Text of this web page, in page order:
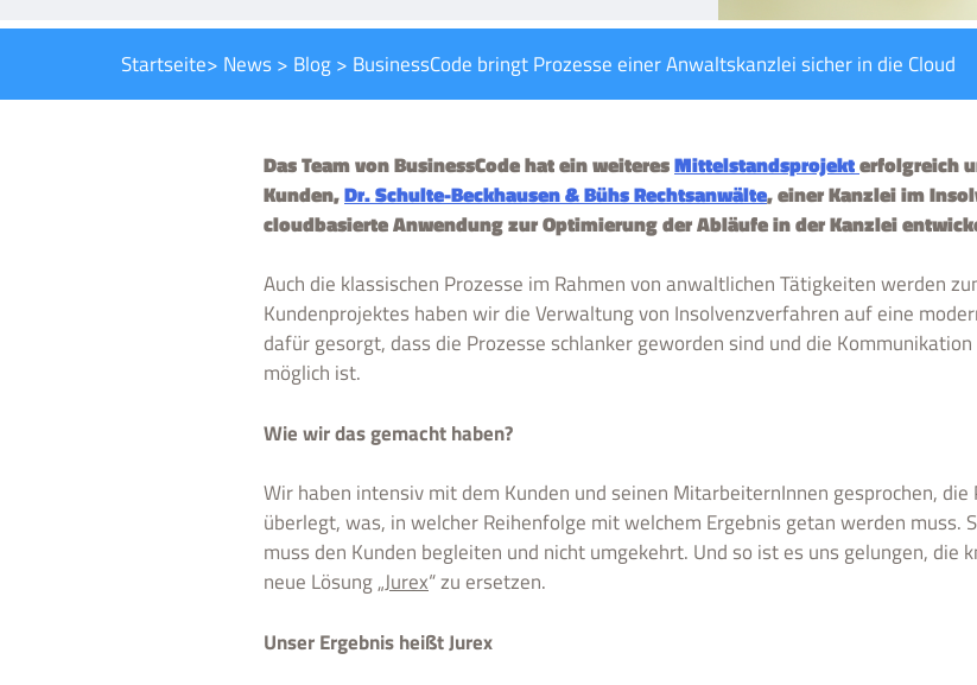
Startseite> News> Blog> BusinessCode bringt Prozesse einer Anwaltskanzlei sicher in die Cloud
Das Team von BusinessCode hat ein weiteresMittelstandsprojekterfolgreich
Kunden,Dr. Schulte-Beckhausen & Bühs Rechtsanwälte, einer Kanzlei im
cloudbasierte Anwendung zur Optimierung der Abläufe in der Kanzlei
Auch die klassischen Prozesse im Rahmen von anwaltlichen Tätigkeiten werden
Kundenprojektes haben wir die Verwaltung von Insolvenzverfahren auf eine
dafür gesorgt, dass die Prozesse schlanker geworden sind und die
möglich ist.
Wie wir das gemacht haben?
Wir haben intensiv mit dem Kunden und seinen MitarbeiternInnen gesprochen,
überlegt, was, in welcher Reihenfolge mit welchem Ergebnis getan werden muss.
muss den Kunden begleiten und nicht umgekehrt. Und so ist es uns gelungen, die
neue Lösung „Jurex“ zu ersetzen.
Unser Ergebnis heißt Jurex